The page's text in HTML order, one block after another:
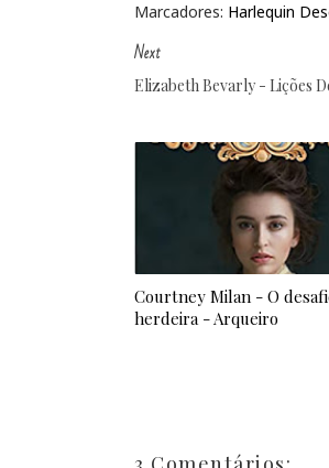
Marcadores: Harlequin
Next
Elizabeth Bevarly - Lições
Courtney Milan - O
herdeira - Arqueiro